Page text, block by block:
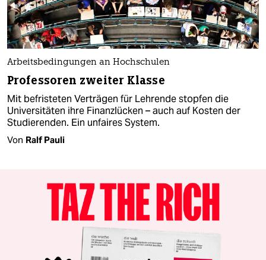
Arbeitsbedingungen an Hochschulen
Professoren zweiter Klasse
Mit befristeten Verträgen für Lehrende stopfen die
Universitäten ihre Finanzlücken – auch auf Kosten der
Studierenden. Ein unfaires System.
Von Ralf Pauli